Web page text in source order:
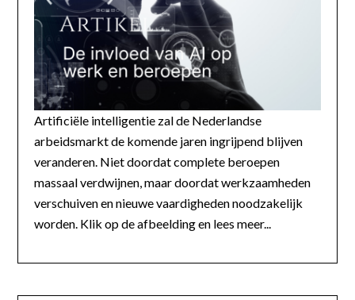
Artificiële intelligentie zal de Nederlandse
arbeidsmarkt de komende jaren ingrijpend blijven
veranderen. Niet doordat complete beroepen
massaal verdwijnen, maar doordat werkzaamheden
verschuiven en nieuwe vaardigheden noodzakelijk
worden. Klik op de afbeelding en lees meer...